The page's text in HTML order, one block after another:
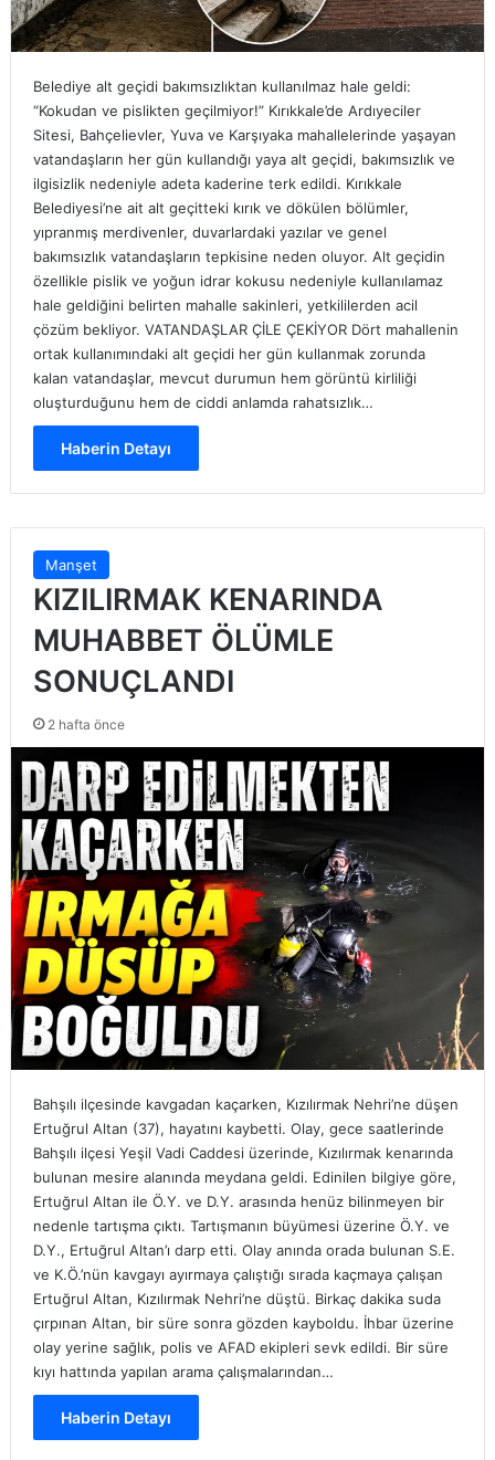
Belediye alt geçidi bakımsızlıktan kullanılmaz hale geldi:
“Kokudan ve pislikten geçilmiyor!” Kırıkkale’de Ardıyeciler
Sitesi, Bahçelievler, Yuva ve Karşıyaka mahallelerinde yaşayan
vatandaşların her gün kullandığı yaya alt geçidi, bakımsızlık ve
ilgisizlik nedeniyle adeta kaderine terk edildi. Kırıkkale
Belediyesi’ne ait alt geçitteki kırık ve dökülen bölümler,
yıpranmış merdivenler, duvarlardaki yazılar ve genel
bakımsızlık vatandaşların tepkisine neden oluyor. Alt geçidin
özellikle pislik ve yoğun idrar kokusu nedeniyle kullanılamaz
hale geldiğini belirten mahalle sakinleri, yetkililerden acil
çözüm bekliyor. VATANDAŞLAR ÇİLE ÇEKİYOR Dört mahallenin
ortak kullanımındaki alt geçidi her gün kullanmak zorunda
kalan vatandaşlar, mevcut durumun hem görüntü kirliliği
oluşturduğunu hem de ciddi anlamda rahatsızlık…
Haberin Detayı
Manşet
KIZILIRMAK KENARINDA
MUHABBET ÖLÜMLE
SONUÇLANDI
2 hafta önce
Bahşılı ilçesinde kavgadan kaçarken, Kızılırmak Nehri’ne düşen
Ertuğrul Altan (37), hayatını kaybetti. Olay, gece saatlerinde
Bahşılı ilçesi Yeşil Vadi Caddesi üzerinde, Kızılırmak kenarında
bulunan mesire alanında meydana geldi. Edinilen bilgiye göre,
Ertuğrul Altan ile Ö.Y. ve D.Y. arasında henüz bilinmeyen bir
nedenle tartışma çıktı. Tartışmanın büyümesi üzerine Ö.Y. ve
D.Y., Ertuğrul Altan’ı darp etti. Olay anında orada bulunan S.E.
ve K.Ö.’nün kavgayı ayırmaya çalıştığı sırada kaçmaya çalışan
Ertuğrul Altan, Kızılırmak Nehri’ne düştü. Birkaç dakika suda
çırpınan Altan, bir süre sonra gözden kayboldu. İhbar üzerine
olay yerine sağlık, polis ve AFAD ekipleri sevk edildi. Bir süre
kıyı hattında yapılan arama çalışmalarından…
Haberin Detayı